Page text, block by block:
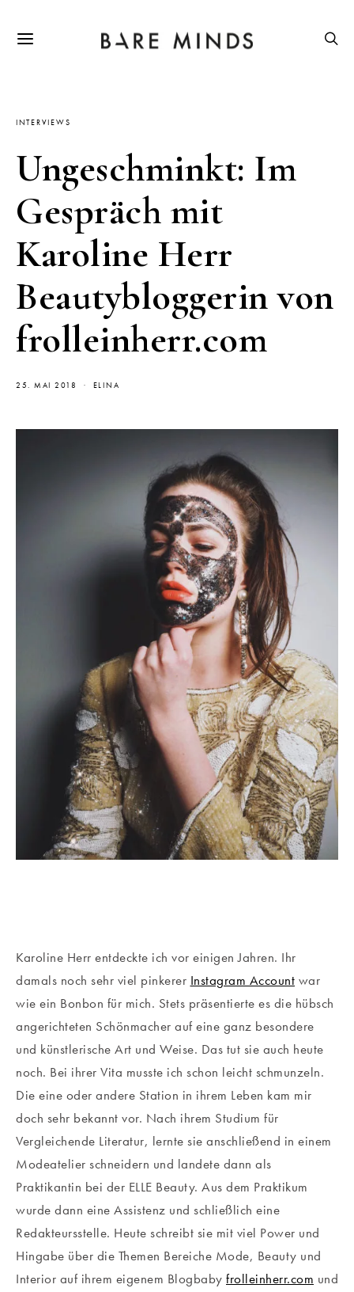
INTERVIEWS
Ungeschminkt: Im
Gespräch mit
Karoline Herr
Beautybloggerin von
frolleinherr.com
25. MAI 2018 ELINA
Karoline Herr entdeckte ich vor einigen Jahren. Ihr
damals noch sehr viel pinkerer Instagram Account war
wie ein Bonbon für mich. Stets präsentierte es die hübsch
angerichteten Schönmacher auf eine ganz besondere
und künstlerische Art und Weise. Das tut sie auch heute
noch. Bei ihrer Vita musste ich schon leicht schmunzeln.
Die eine oder andere Station in ihrem Leben kam mir
doch sehr bekannt vor. Nach ihrem Studium für
Vergleichende Literatur, lernte sie anschließend in einem
Modeatelier schneidern und landete dann als
Praktikantin bei der ELLE Beauty. Aus dem Praktikum
wurde dann eine Assistenz und schließlich eine
Redakteursstelle. Heute schreibt sie mit viel Power und
Hingabe über die Themen Bereiche Mode, Beauty und
Interior auf ihrem eigenem Blogbaby frolleinherr.com und